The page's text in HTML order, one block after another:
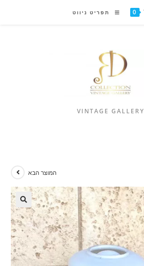
0 תפריט ניווט
VINTAGE GALLERY
המוצר הבא